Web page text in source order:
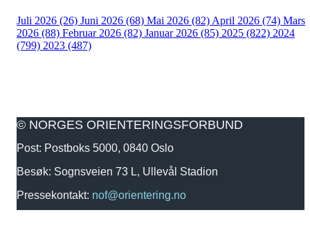
Juli 2026 (26) Juni 2026 (68) Mai 2026 (82) April 2026 (74) Mars
2026 (88) Februar 2026 (82) Januar 2026 (85) 2025 (822) 2024
(799) 2023 (487)
© NORGES ORIENTERINGSFORBUND
Post: Postboks 5000, 0840 Oslo
Besøk: Sognsveien 73 L, Ullevål Stadion
Pressekontakt: nof@orientering.no